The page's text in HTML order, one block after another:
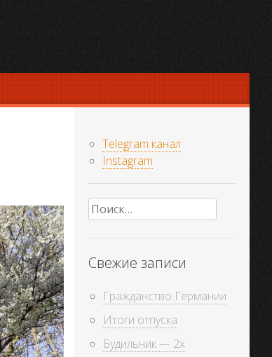
Telegram канал
Instagram
Найти:
Свежие записи
Гражданство Германии
Итоги отпуска
Будильник — 2х